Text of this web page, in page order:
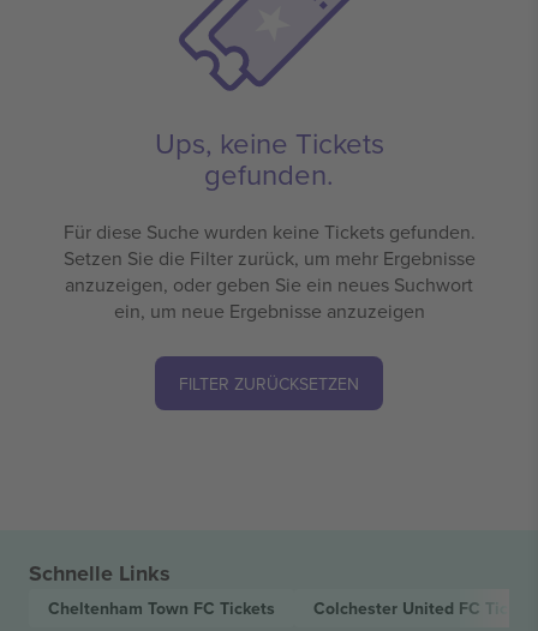
Ups, keine Tickets
gefunden.
Für diese Suche wurden keine Tickets gefunden.
Setzen Sie die Filter zurück, um mehr Ergebnisse
anzuzeigen, oder geben Sie ein neues Suchwort
ein, um neue Ergebnisse anzuzeigen
FILTER ZURÜCKSETZEN
Schnelle Links
Cheltenham Town FC Tickets Colchester United FC